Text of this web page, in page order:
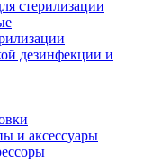
стерилизации
дезинфекции и
и аксессуары